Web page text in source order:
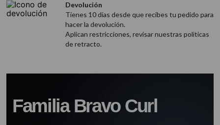
Devolución
Tienes 10 días desde que recibes tu pedido para
hacer la devolución.
Aplican restricciones, revisar nuestras politicas
de retracto.
Familia Bravo Curl